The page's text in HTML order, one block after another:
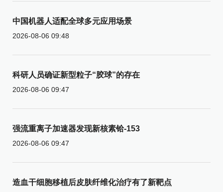
中国机器人适配全球多元应用场景
2026-08-06 09:48
科研人员确证新型粒子“胶球”的存在
2026-08-06 09:47
强流重离子加速器发现新核素铪-153
2026-08-06 09:47
造血干细胞移植后皮肤纤维化治疗有了新靶点